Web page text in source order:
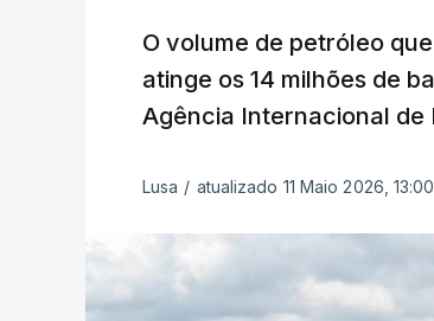
O volume de petróleo
atinge os 14 milhões de
Agência Internacional de
Lusa / atualizado 11 Maio 2026, 13:00